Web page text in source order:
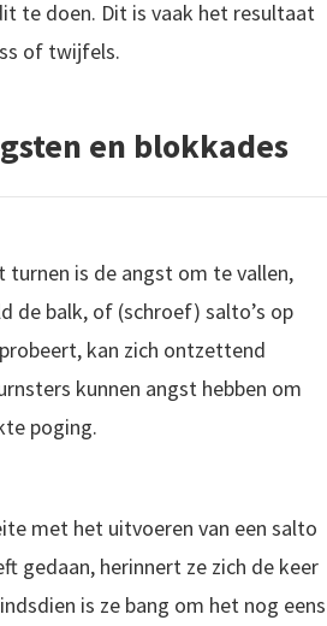
te doen. Dit is vaak het resultaat
of twijfels.
en blokkades
turnen is de angst om te vallen,
de balk, of (schroef) salto’s op
kan zich ontzettend
kunnen angst hebben om
poging.
met het uitvoeren van een salto
gedaan, herinnert ze zich de keer
is ze bang om het nog eens